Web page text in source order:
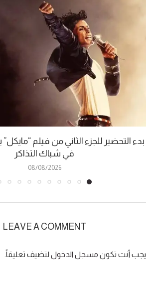
بدء التحضير للجزء الثاني من فيلم
في شباك التذاكر
08/08/2026
LEAVE A COMMENT
يجب أنت تكون مسجل الدخول لتضيف تعليقاً.